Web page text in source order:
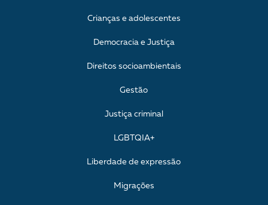
Crianças e adolescentes
Democracia e Justiça
Direitos socioambientais
Gestão
Justiça criminal
LGBTQIA+
Liberdade de expressão
Migrações